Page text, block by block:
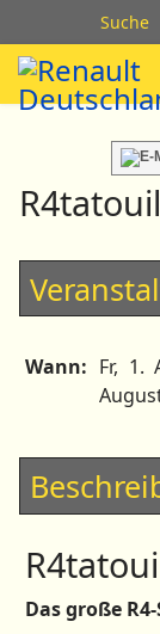
Suche
Wann: Fr, 1.
Das große